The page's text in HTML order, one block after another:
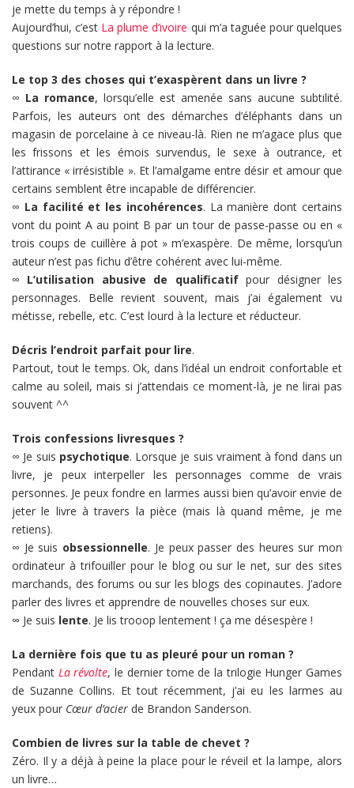
je mette du temps à y répondre !
Aujourd’hui, c’est La plume d’ivoire qui m’a taguée pour quelques
questions sur notre rapport à la lecture.
Le top 3 des choses qui t’exaspèrent dans un livre ?
∞ La romance, lorsqu’elle est amenée sans aucune subtilité.
Parfois, les auteurs ont des démarches d’éléphants dans un
magasin de porcelaine à ce niveau-là. Rien ne m’agace plus que
les frissons et les émois survendus, le sexe à outrance, et
l’attirance « irrésistible ». Et l’amalgame entre désir et amour que
certains semblent être incapable de différencier.
∞ La facilité et les incohérences. La manière dont certains
vont du point A au point B par un tour de passe-passe ou en «
trois coups de cuillère à pot » m’exaspère. De même, lorsqu’un
auteur n’est pas fichu d’être cohérent avec lui-même.
∞ L’utilisation abusive de qualificatifpour désigner les
personnages. Belle revient souvent, mais j’ai également vu
métisse, rebelle, etc. C’est lourd à la lecture et réducteur.
Décris l’endroit parfait pour lire.
Partout, tout le temps. Ok, dans l’idéal un endroit confortable et
calme au soleil, mais si j’attendais ce moment-là, je ne lirai pas
souvent ^^
Trois confessions livresques ?
∞ Je suis psychotique. Lorsque je suis vraiment à fond dans un
livre, je peux interpeller les personnages comme de vrais
personnes. Je peux fondre en larmes aussi bien qu’avoir envie de
jeter le livre à travers la pièce (mais là quand même, je me
retiens).
∞ Je suis obsessionnelle. Je peux passer des heures sur mon
ordinateur à trifouiller pour le blog ou sur le net, sur des sites
marchands, des forums ou sur les blogs des copinautes. J’adore
parler des livres et apprendre de nouvelles choses sur eux.
∞ Je suis lente. Je lis trooop lentement ! ça me désespère !
La dernière fois que tu as pleuré pour un roman ?
Pendant La révolte, le dernier tome de la trilogie Hunger Games
de Suzanne Collins. Et tout récemment, j’ai eu les larmes au
yeux pour Cœur d’acier de Brandon Sanderson.
Combien de livres sur la table de chevet ?
Zéro. Il y a déjà à peine la place pour le réveil et la lampe, alors
un livre…